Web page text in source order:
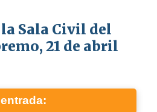
Sala Civil del
21 de abril